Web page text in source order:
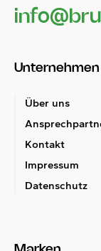
Unternehmen
Über uns
Kontakt
Impressum
Datenschutz